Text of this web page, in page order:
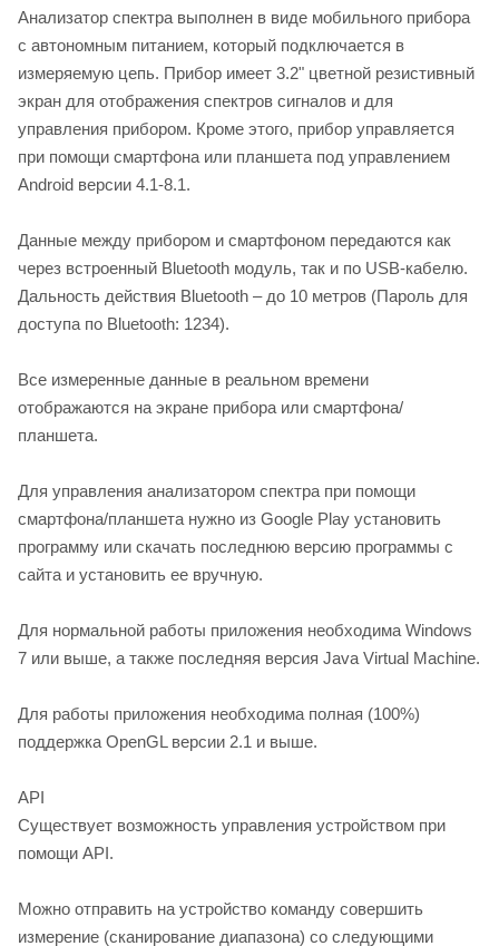
Анализатор спектра выполнен в виде мобильного прибора
с автономным питанием, который подключается в
измеряемую цепь. Прибор имеет 3.2" цветной резистивный
экран для отображения спектров сигналов и для
управления прибором. Кроме этого, прибор управляется
при помощи смартфона или планшета под управлением
Android версии 4.1-8.1.
Данные между прибором и смартфоном передаются как
через встроенный Bluetooth модуль, так и по USB-кабелю.
Дальность действия Bluetooth – до 10 метров (Пароль для
доступа по Bluetooth: 1234).
Все измеренные данные в реальном времени
отображаются на экране прибора или смартфона/
планшета.
Для управления анализатором спектра при помощи
смартфона/планшета нужно из Google Play установить
программу или скачать последнюю версию программы с
сайта и установить ее вручную.
Для нормальной работы приложения необходима Windows
7 или выше, а также последняя версия Java Virtual Machine.
Для работы приложения необходима полная (100%)
поддержка OpenGL версии 2.1 и выше.
API
Существует возможность управления устройством при
помощи API.
Можно отправить на устройство команду совершить
измерение (сканирование диапазона) со следующими